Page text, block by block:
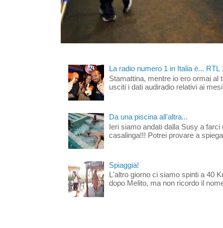
La radio numero 1 in Italia è... RTL
Stamattina, mentre io ero ormai al
usciti i dati audiradio relativi ai
Da una piscina all'altra...
Ieri siamo andati dalla Susy a
casalinga!!! Potrei provare a
Spiaggia!
L'altro giorno ci siamo spinti a 40
dopo Melito, ma non ricordo il